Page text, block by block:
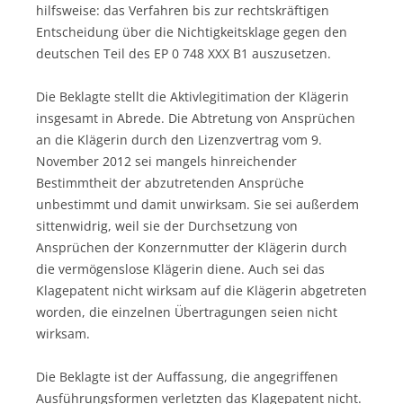
hilfsweise: das Verfahren bis zur rechtskräftigen
Entscheidung über die Nichtigkeitsklage gegen den
deutschen Teil des EP 0 748 XXX B1 auszusetzen.
Die Beklagte stellt die Aktivlegitimation der Klägerin
insgesamt in Abrede. Die Abtretung von Ansprüchen
an die Klägerin durch den Lizenzvertrag vom 9.
November 2012 sei mangels hinreichender
Bestimmtheit der abzutretenden Ansprüche
unbestimmt und damit unwirksam. Sie sei außerdem
sittenwidrig, weil sie der Durchsetzung von
Ansprüchen der Konzernmutter der Klägerin durch
die vermögenslose Klägerin diene. Auch sei das
Klagepatent nicht wirksam auf die Klägerin abgetreten
worden, die einzelnen Übertragungen seien nicht
wirksam.
Die Beklagte ist der Auffassung, die angegriffenen
Ausführungsformen verletzten das Klagepatent nicht.